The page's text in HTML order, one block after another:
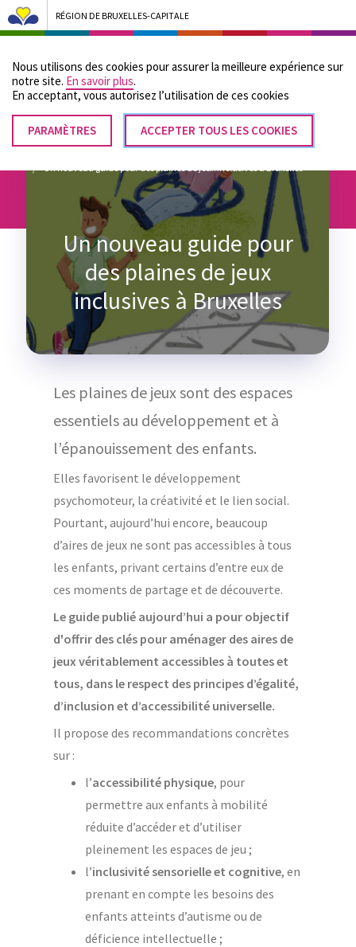
Nous utilisons des cookies pour assurer la meilleure expérience sur
notre site. En savoir plus.
En acceptant, vous autorisez lʼutilisation de ces cookies
PARAMÈTRES ACCEPTER TOUS LES COOKIES
RETIRER
LE
RÉGION DE BRUXELLES-CAPITALE
Bruxelles Pouvoirs Locaux - Aller à la page d'accueil
Menu
Fil
d'Ariane
Accueil
Un nouveau guide pour
des plaines de jeux
inclusives à Bruxelles
Les plaines de jeux sont des espaces
essentiels au développement et à
l’épanouissement des enfants.
Elles favorisent le développement
psychomoteur, la créativité et le lien social.
Pourtant, aujourd’hui encore, beaucoup
d’aires de jeux ne sont pas accessibles à tous
les enfants, privant certains d’entre eux de
ces moments de partage et de découverte.
Le guide publié aujourd’hui a pour objectif
d'offrir des clés pour aménager des aires de
jeux véritablement accessibles à toutes et
tous, dans le respect des principes d’égalité,
d’inclusion et d’accessibilité universelle.
Il propose des recommandations concrètes
sur :
l’accessibilité physique, pour
permettre aux enfants à mobilité
réduite d’accéder et d’utiliser
pleinement les espaces de jeu ;
l’inclusivité sensorielle et cognitive, en
prenant en compte les besoins des
enfants atteints d’autisme ou de
déficience intellectuelle ;